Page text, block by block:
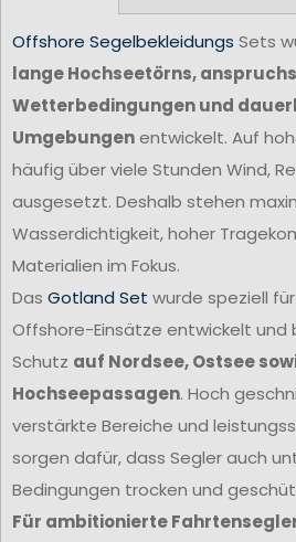
Offshore Segelbekleidungs Sets
lange Hochseetörns,
Wetterbedingungen und
Umgebungenentwickelt. Auf
häufig über viele Stunden Wind,
ausgesetzt. Deshalb stehen
Wasserdichtigkeit, hoher
Materialien im Fokus.
Das Gotland Set wurde speziell
Offshore-Einsätze entwickelt und
Schutz auf Nordsee, Ostsee
Hochseepassagen. Hoch
verstärkte Bereiche und
sorgen dafür, dass Segler auch
Bedingungen trocken und
Für ambitionierte